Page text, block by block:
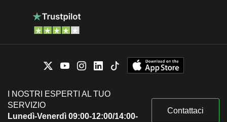
I NOSTRI ESPERTI AL TUO
SERVIZIO
Lunedì-Venerdì 09:00-12:00/14:00-
Contattaci